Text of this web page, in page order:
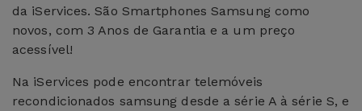
da iServices. São Smartphones Samsung como
novos, com 3 Anos de Garantia e a um preço
acessível!
Na iServices pode encontrar telemóveis
recondicionados samsung desde a série A à série S, e